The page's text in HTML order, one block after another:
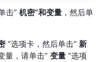
击“ 机密”和变量 ，然后单
”选项卡，然后单击“ 新
量，请单击“ 变量 ”选项